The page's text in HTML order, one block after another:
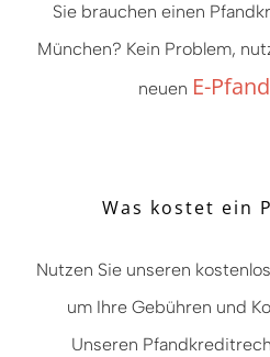
Sie brauchen einen
München? Kein Problem,
neuen E-
Was kostet ein
Nutzen Sie unseren
um Ihre Gebühren und
Unseren